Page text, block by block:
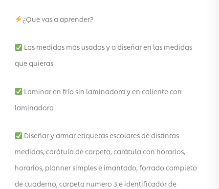
¿Que vas a aprender?
Las medidas más usadas y a diseñar en las medidas
que quieras
Laminar en frío sin laminadora y en caliente con
laminadora
Diseñar y armar etiquetas escolares de distintas
medidas, carátula de carpeta, carátula con horarios,
horarios, planner simples e imantado, forrado completo
de cuaderno, carpeta numero 3 e identificador de